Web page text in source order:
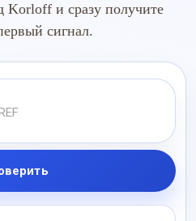
Korloff и сразу получите
сигнал.